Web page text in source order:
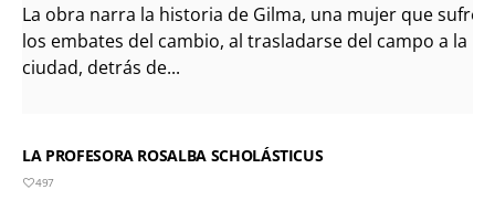
La obra narra la historia de Gilma, una mujer que sufre
los embates del cambio, al trasladarse del campo a la
ciudad, detrás de...
LA PROFESORA ROSALBA SCHOLÁSTICUS
497